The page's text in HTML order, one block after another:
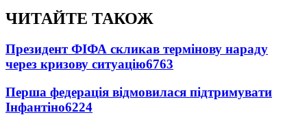
ЧИТАЙТЕ ТАКОЖ
Президент ФІФА скликав термінову нараду
через кризову ситуацію6763
Перша федерація відмовилася підтримувати
Інфантіно6224